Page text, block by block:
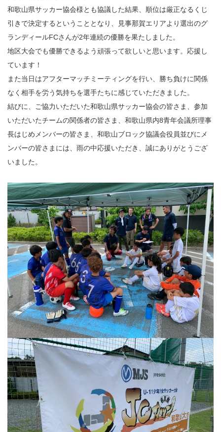
和歌山県サッカー協会様とも協議した結果、順位は厳正なるくじ
引きで決定するということとなり、見事那賀エリアより選出のグ
ランディールFCさんが2年連続の優勝を果たしました。
地区大会でも優勝できるよう頑張って欲しいと思います。応援し
ています！
また当日はアフターマッチミーティングを行い、勝ち負けに関係
なく相手を労う気持ちを選手たちに感じていただきました。
結びに、ご協力いただいた和歌山県サッカー協会の皆さま、参加
いただいたチームの関係者の皆さま、和歌山県内8青年会議所理事
長はじめメンバーの皆さま、和歌山ブロック協議会役員並びにメ
ンバーの皆さまには、雨の中応援いただき、誠にありがとうござ
いました。